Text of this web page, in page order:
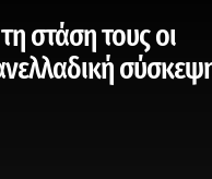
στάση τους οι